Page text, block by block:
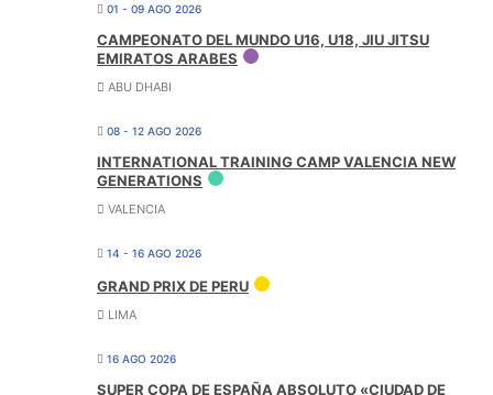
01 - 09 AGO 2026
CAMPEONATO DEL MUNDO U16, U18, JIU JITSU
EMIRATOS ARABES
ABU DHABI
08 - 12 AGO 2026
INTERNATIONAL TRAINING CAMP VALENCIA NEW
GENERATIONS
VALENCIA
14 - 16 AGO 2026
GRAND PRIX DE PERU
LIMA
16 AGO 2026
SUPER COPA DE ESPAÑA ABSOLUTO «CIUDAD DE